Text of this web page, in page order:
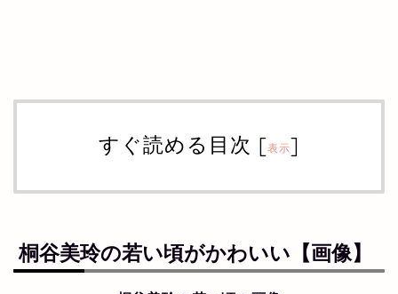
すぐ読める目次 [表示]
桐谷美玲の若い頃がかわいい【画像】